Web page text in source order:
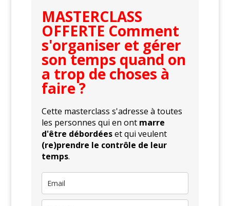
MASTERCLASS
OFFERTE Comment
s'organiser et gérer
son temps quand on
a trop de choses à
faire ?
Cette masterclass s'adresse à toutes
les personnes qui en ont marre
d'être débordéeset qui veulent
(re)prendre le contrôle de leur
temps.